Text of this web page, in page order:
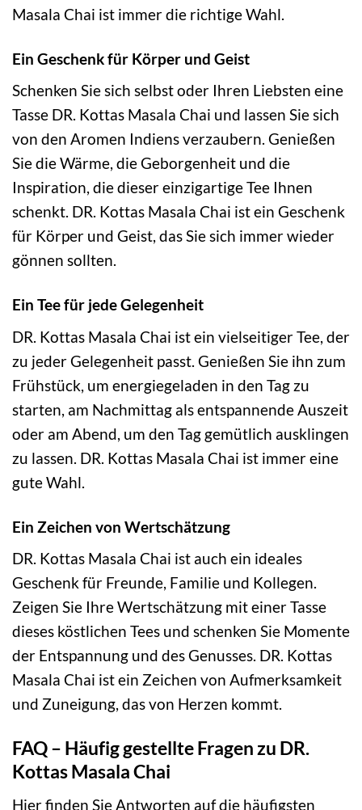
Masala Chai ist immer die richtige Wahl.
Ein Geschenk für Körper und Geist
Schenken Sie sich selbst oder Ihren Liebsten eine
Tasse DR. Kottas Masala Chai und lassen Sie sich
von den Aromen Indiens verzaubern. Genießen
Sie die Wärme, die Geborgenheit und die
Inspiration, die dieser einzigartige Tee Ihnen
schenkt. DR. Kottas Masala Chai ist ein Geschenk
für Körper und Geist, das Sie sich immer wieder
gönnen sollten.
Ein Tee für jede Gelegenheit
DR. Kottas Masala Chai ist ein vielseitiger Tee, der
zu jeder Gelegenheit passt. Genießen Sie ihn zum
Frühstück, um energiegeladen in den Tag zu
starten, am Nachmittag als entspannende Auszeit
oder am Abend, um den Tag gemütlich ausklingen
zu lassen. DR. Kottas Masala Chai ist immer eine
gute Wahl.
Ein Zeichen von Wertschätzung
DR. Kottas Masala Chai ist auch ein ideales
Geschenk für Freunde, Familie und Kollegen.
Zeigen Sie Ihre Wertschätzung mit einer Tasse
dieses köstlichen Tees und schenken Sie Momente
der Entspannung und des Genusses. DR. Kottas
Masala Chai ist ein Zeichen von Aufmerksamkeit
und Zuneigung, das von Herzen kommt.
FAQ – Häufig gestellte Fragen zu DR.
Kottas Masala Chai
Hier finden Sie Antworten auf die häufigsten